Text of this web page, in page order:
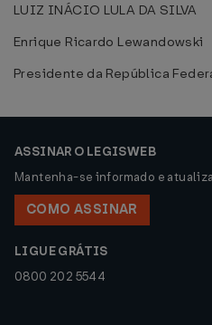
LUIZ INÁCIO LULA DA SILVA
Enrique Ricardo Lewandowski
Presidente da República
ASSINAR O LEGISWEB
Mantenha-se informado e
COMO ASSINAR
LIGUE GRÁTIS
0800 202 5544